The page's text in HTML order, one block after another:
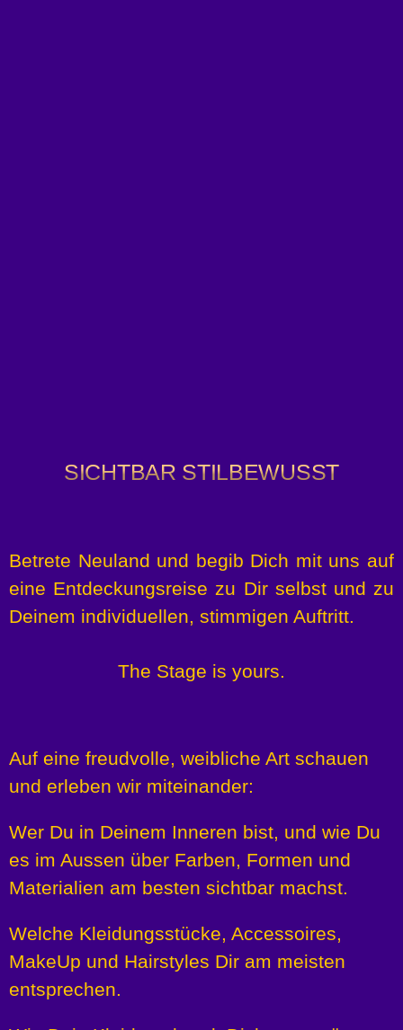
SICHTBAR STILBEWUSST
Betrete Neuland und begib Dich mit uns auf
eine Entdeckungsreise zu Dir selbst und zu
Deinem individuellen, stimmigen Auftritt.
The Stage is yours.
Auf eine freudvolle, weibliche Art schauen
und erleben wir miteinander:
Wer Du in Deinem Inneren bist, und wie Du
es im Aussen über Farben, Formen und
Materialien am besten sichtbar machst.
Welche Kleidungsstücke, Accessoires,
MakeUp und Hairstyles Dir am meisten
entsprechen.